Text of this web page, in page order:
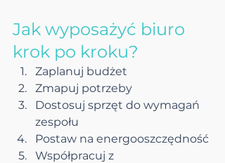
Jak wyposażyć biuro
krok po kroku?
Zaplanuj budżet
Zmapuj potrzeby
Dostosuj sprzęt do wymagań
zespołu
Postaw na energooszczędność
Współpracuj z